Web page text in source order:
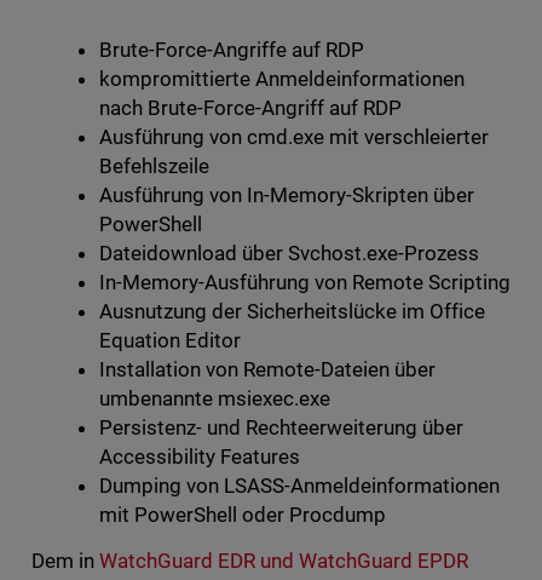
Brute-Force-Angriffe auf RDP
kompromittierte Anmeldeinformationen
nach Brute-Force-Angriff auf RDP
Ausführung von cmd.exe mit verschleierter
Befehlszeile
Ausführung von In-Memory-Skripten über
PowerShell
Dateidownload über Svchost.exe-Prozess
In-Memory-Ausführung von Remote Scripting
Ausnutzung der Sicherheitslücke im Office
Equation Editor
Installation von Remote-Dateien über
umbenannte msiexec.exe
Persistenz- und Rechteerweiterung über
Accessibility Features
Dumping von LSASS-Anmeldeinformationen
mit PowerShell oder Procdump
Dem in WatchGuard EDR und WatchGuard EPDR